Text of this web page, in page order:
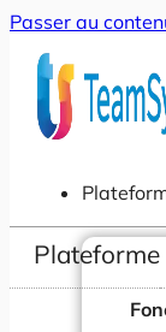
Passer au
Plateforme